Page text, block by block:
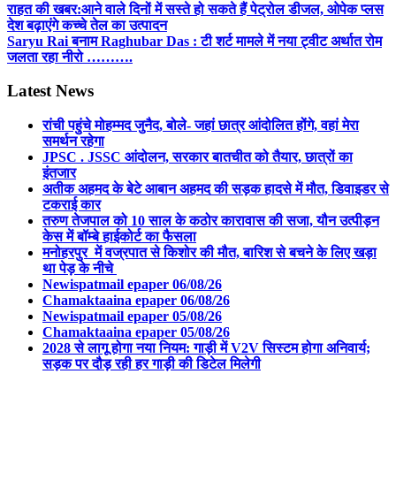
राहत की खबर:आने वाले दिनों में सस्ते हो सकते हैं पेट्रोल डीजल, ओपेक प्लस
देश बढ़ाएंगे कच्चे तेल का उत्पादन
Saryu Rai बनाम Raghubar Das : टी शर्ट मामले में नया ट्वीट अर्थात रोम
जलता रहा नीरो ……….
Latest News
रांची पहुंचे मोहम्मद जुनैद, बोले- जहां छात्र आंदोलित होंगे, वहां मेरा
समर्थन रहेगा
JPSC . JSSC आंदोलन, सरकार बातचीत को तैयार, छात्रों का
इंतजार
अतीक अहमद के बेटे आबान अहमद की सड़क हादसे में मौत, डिवाइडर से
टकराई कार
तरुण तेजपाल को 10 साल के कठोर कारावास की सजा, यौन उत्पीड़न
केस में बॉम्बे हाईकोर्ट का फैसला
मनोहरपुर में वज्रपात से किशोर की मौत, बारिश से बचने के लिए खड़ा
था पेड़ के नीचे
Newispatmail epaper 06/08/26
Chamaktaaina epaper 06/08/26
Newispatmail epaper 05/08/26
Chamaktaaina epaper 05/08/26
2028 से लागू होगा नया नियम: गाड़ी में V2V सिस्टम होगा अनिवार्य;
सड़क पर दौड़ रही हर गाड़ी की डिटेल मिलेगी